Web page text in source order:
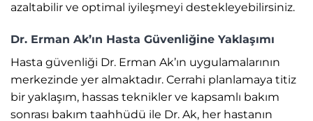
azaltabilir ve optimal iyileşmeyi destekleyebilirsiniz.
Dr. Erman Ak’ın Hasta Güvenliğine Yaklaşımı
Hasta güvenliği Dr. Erman Ak’ın uygulamalarının
merkezinde yer almaktadır. Cerrahi planlamaya titiz
bir yaklaşım, hassas teknikler ve kapsamlı bakım
sonrası bakım taahhüdü ile Dr. Ak, her hastanın